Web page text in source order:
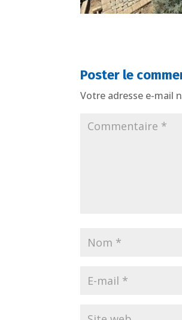
Poster le
Votre adresse e-mail